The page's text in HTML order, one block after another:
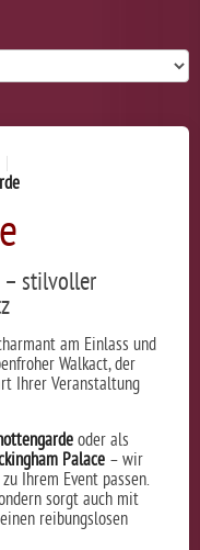
– stilvoller
am Einlass und
Walkact,der
Ihrer Veranstaltung
oder als
Palace – wir
zu Ihrem Event passen.
sorgt auch mit
einen reibungslosen